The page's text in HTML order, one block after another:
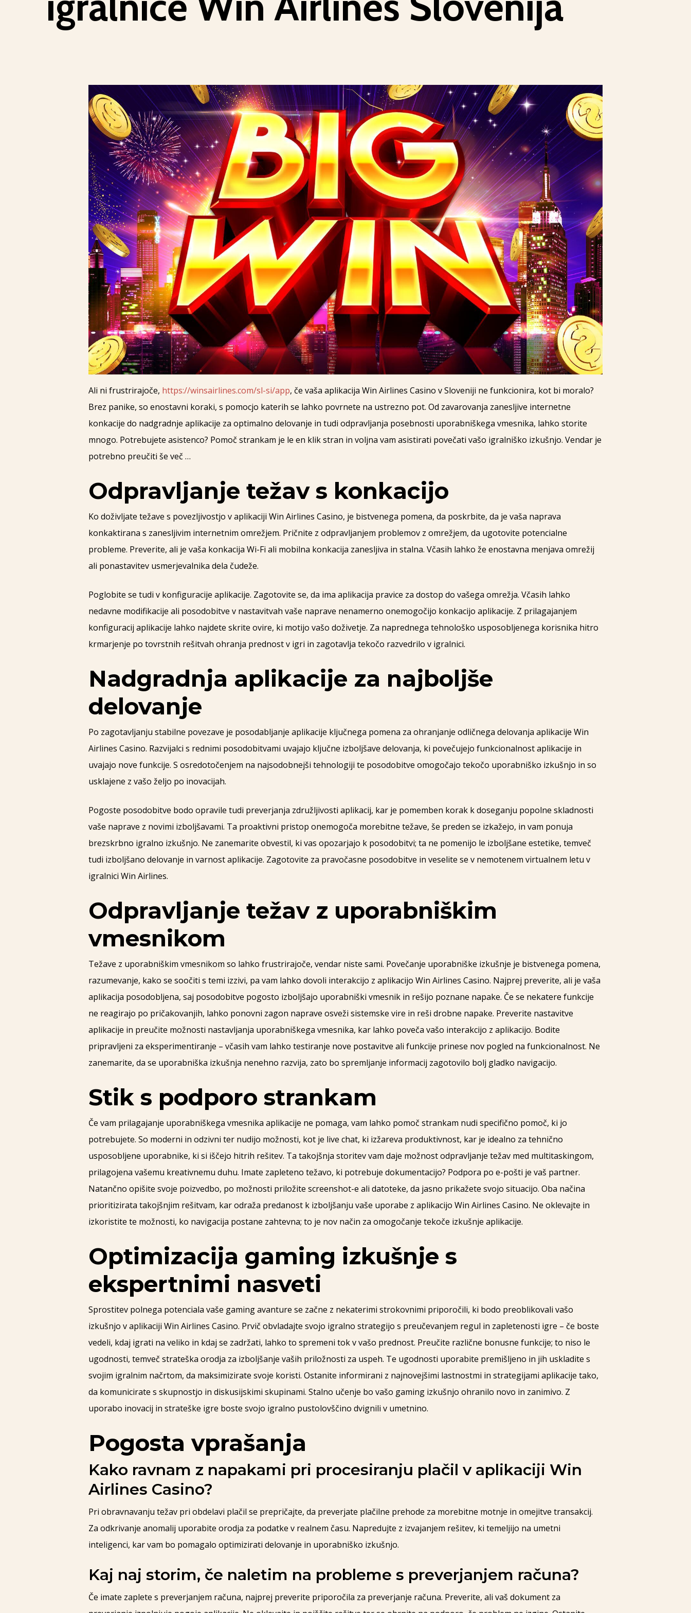
Ali ni frustrirajoče, https://winsairlines.com/sl-si/app, če vaša aplikacija Win Airlines Casino v Sloveniji ne funkcionira, kot bi moralo?
Brez panike, so enostavni koraki, s pomocjo katerih se lahko povrnete na ustrezno pot. Od zavarovanja zanesljive internetne
konkacije do nadgradnje aplikacije za optimalno delovanje in tudi odpravljanja posebnosti uporabniškega vmesnika, lahko storite
mnogo. Potrebujete asistenco? Pomoč strankam je le en klik stran in voljna vam asistirati povečati vašo igralniško izkušnjo. Vendar je
potrebno preučiti še več …
Odpravljanje težav s konkacijo
Ko doživljate težave s povezljivostjo v aplikaciji Win Airlines Casino, je bistvenega pomena, da poskrbite, da je vaša naprava
konkaktirana s zanesljivim internetnim omrežjem. Pričnite z odpravljanjem problemov z omrežjem, da ugotovite potencialne
probleme. Preverite, ali je vaša konkacija Wi-Fi ali mobilna konkacija zanesljiva in stalna. Včasih lahko že enostavna menjava omrežij
ali ponastavitev usmerjevalnika dela čudeže.
Poglobite se tudi v konfiguracije aplikacije. Zagotovite se, da ima aplikacija pravice za dostop do vašega omrežja. Včasih lahko
nedavne modifikacije ali posodobitve v nastavitvah vaše naprave nenamerno onemogočijo konkacijo aplikacije. Z prilagajanjem
konfiguracij aplikacije lahko najdete skrite ovire, ki motijo vašo doživetje. Za naprednega tehnološko usposobljenega korisnika hitro
krmarjenje po tovrstnih rešitvah ohranja prednost v igri in zagotavlja tekočo razvedrilo v igralnici.
Nadgradnja aplikacije za najboljše
delovanje
Po zagotavljanju stabilne povezave je posodabljanje aplikacije ključnega pomena za ohranjanje odličnega delovanja aplikacije Win
Airlines Casino. Razvijalci s rednimi posodobitvami uvajajo ključne izboljšave delovanja, ki povečujejo funkcionalnost aplikacije in
uvajajo nove funkcije. S osredotočenjem na najsodobnejši tehnologiji te posodobitve omogočajo tekočo uporabniško izkušnjo in so
usklajene z vašo željo po inovacijah.
Pogoste posodobitve bodo opravile tudi preverjanja združljivosti aplikacij, kar je pomemben korak k doseganju popolne skladnosti
vaše naprave z novimi izboljšavami. Ta proaktivni pristop onemogoča morebitne težave, še preden se izkažejo, in vam ponuja
brezskrbno igralno izkušnjo. Ne zanemarite obvestil, ki vas opozarjajo k posodobitvi; ta ne pomenijo le izboljšane estetike, temveč
tudi izboljšano delovanje in varnost aplikacije. Zagotovite za pravočasne posodobitve in veselite se v nemotenem virtualnem letu v
igralnici Win Airlines.
Odpravljanje težav z uporabniškim
vmesnikom
Težave z uporabniškim vmesnikom so lahko frustrirajoče, vendar niste sami. Povečanje uporabniške izkušnje je bistvenega pomena,
razumevanje, kako se soočiti s temi izzivi, pa vam lahko dovoli interakcijo z aplikacijo Win Airlines Casino. Najprej preverite, ali je vaša
aplikacija posodobljena, saj posodobitve pogosto izboljšajo uporabniški vmesnik in rešijo poznane napake. Če se nekatere funkcije
ne reagirajo po pričakovanjih, lahko ponovni zagon naprave osveži sistemske vire in reši drobne napake. Preverite nastavitve
aplikacije in preučite možnosti nastavljanja uporabniškega vmesnika, kar lahko poveča vašo interakcijo z aplikacijo. Bodite
pripravljeni za eksperimentiranje – včasih vam lahko testiranje nove postavitve ali funkcije prinese nov pogled na funkcionalnost. Ne
zanemarite, da se uporabniška izkušnja nenehno razvija, zato bo spremljanje informacij zagotovilo bolj gladko navigacijo.
Stik s podporo strankam
Če vam prilagajanje uporabniškega vmesnika aplikacije ne pomaga, vam lahko pomoč strankam nudi specifično pomoč, ki jo
potrebujete. So moderni in odzivni ter nudijo možnosti, kot je live chat, ki izžareva produktivnost, kar je idealno za tehnično
usposobljene uporabnike, ki si iščejo hitrih rešitev. Ta takojšnja storitev vam daje možnost odpravljanje težav med multitaskingom,
prilagojena vašemu kreativnemu duhu. Imate zapleteno težavo, ki potrebuje dokumentacijo? Podpora po e-pošti je vaš partner.
Natančno opišite svoje poizvedbo, po možnosti priložite screenshot-e ali datoteke, da jasno prikažete svojo situacijo. Oba načina
prioritizirata takojšnjim rešitvam, kar odraža predanost k izboljšanju vaše uporabe z aplikacijo Win Airlines Casino. Ne oklevajte in
izkoristite te možnosti, ko navigacija postane zahtevna; to je nov način za omogočanje tekoče izkušnje aplikacije.
Optimizacija gaming izkušnje s
ekspertnimi nasveti
Sprostitev polnega potenciala vaše gaming avanture se začne z nekaterimi strokovnimi priporočili, ki bodo preoblikovali vašo
izkušnjo v aplikaciji Win Airlines Casino. Prvič obvladajte svojo igralno strategijo s preučevanjem regul in zapletenosti igre – če boste
vedeli, kdaj igrati na veliko in kdaj se zadržati, lahko to spremeni tok v vašo prednost. Preučite različne bonusne funkcije; to niso le
ugodnosti, temveč strateška orodja za izboljšanje vaših priložnosti za uspeh. Te ugodnosti uporabite premišljeno in jih uskladite s
svojim igralnim načrtom, da maksimizirate svoje koristi. Ostanite informirani z najnovejšimi lastnostmi in strategijami aplikacije tako,
da komunicirate s skupnostjo in diskusijskimi skupinami. Stalno učenje bo vašo gaming izkušnjo ohranilo novo in zanimivo. Z
uporabo inovacij in strateške igre boste svojo igralno pustolovščino dvignili v umetnino.
Pogosta vprašanja
Kako ravnam z napakami pri procesiranju plačil v aplikaciji Win
Airlines Casino?
Pri obravnavanju težav pri obdelavi plačil se prepričajte, da preverjate plačilne prehode za morebitne motnje in omejitve transakcij.
Za odkrivanje anomalij uporabite orodja za podatke v realnem času. Napredujte z izvajanjem rešitev, ki temeljijo na umetni
inteligenci, kar vam bo pomagalo optimizirati delovanje in uporabniško izkušnjo.
Kaj naj storim, če naletim na probleme s preverjanjem računa?
Če imate zaplete s preverjanjem računa, najprej preverite priporočila za preverjanje računa. Preverite, ali vaš dokument za